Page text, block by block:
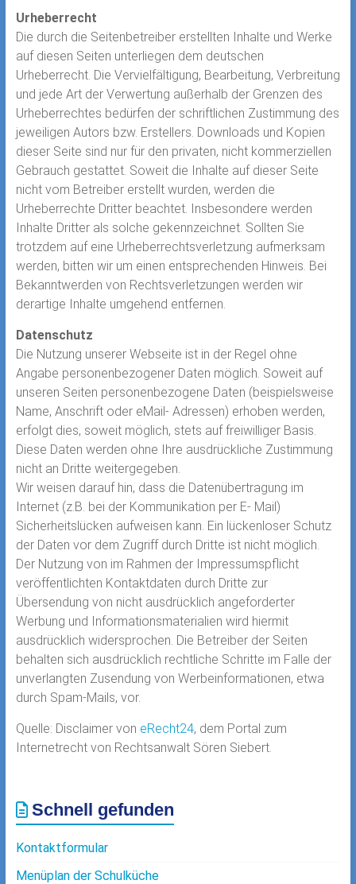
Urheberrecht
Die durch die Seitenbetreiber erstellten Inhalte und Werke
auf diesen Seiten unterliegen dem deutschen
Urheberrecht. Die Vervielfältigung, Bearbeitung, Verbreitung
und jede Art der Verwertung außerhalb der Grenzen des
Urheberrechtes bedürfen der schriftlichen Zustimmung des
jeweiligen Autors bzw. Erstellers. Downloads und Kopien
dieser Seite sind nur für den privaten, nicht kommerziellen
Gebrauch gestattet. Soweit die Inhalte auf dieser Seite
nicht vom Betreiber erstellt wurden, werden die
Urheberrechte Dritter beachtet. Insbesondere werden
Inhalte Dritter als solche gekennzeichnet. Sollten Sie
trotzdem auf eine Urheberrechtsverletzung aufmerksam
werden, bitten wir um einen entsprechenden Hinweis. Bei
Bekanntwerden von Rechtsverletzungen werden wir
derartige Inhalte umgehend entfernen.
Datenschutz
Die Nutzung unserer Webseite ist in der Regel ohne
Angabe personenbezogener Daten möglich. Soweit auf
unseren Seiten personenbezogene Daten (beispielsweise
Name, Anschrift oder eMail- Adressen) erhoben werden,
erfolgt dies, soweit möglich, stets auf freiwilliger Basis.
Diese Daten werden ohne Ihre ausdrückliche Zustimmung
nicht an Dritte weitergegeben.
Wir weisen darauf hin, dass die Datenübertragung im
Internet (z.B. bei der Kommunikation per E- Mail)
Sicherheitslücken aufweisen kann. Ein lückenloser Schutz
der Daten vor dem Zugriff durch Dritte ist nicht möglich.
Der Nutzung von im Rahmen der Impressumspflicht
veröffentlichten Kontaktdaten durch Dritte zur
Übersendung von nicht ausdrücklich angeforderter
Werbung und Informationsmaterialien wird hiermit
ausdrücklich widersprochen. Die Betreiber der Seiten
behalten sich ausdrücklich rechtliche Schritte im Falle der
unverlangten Zusendung von Werbeinformationen, etwa
durch Spam-Mails, vor.
Quelle: Disclaimer von eRecht24, dem Portal zum
Internetrecht von Rechtsanwalt Sören Siebert.
Schnell gefunden
Kontaktformular
Menüplan der Schulküche